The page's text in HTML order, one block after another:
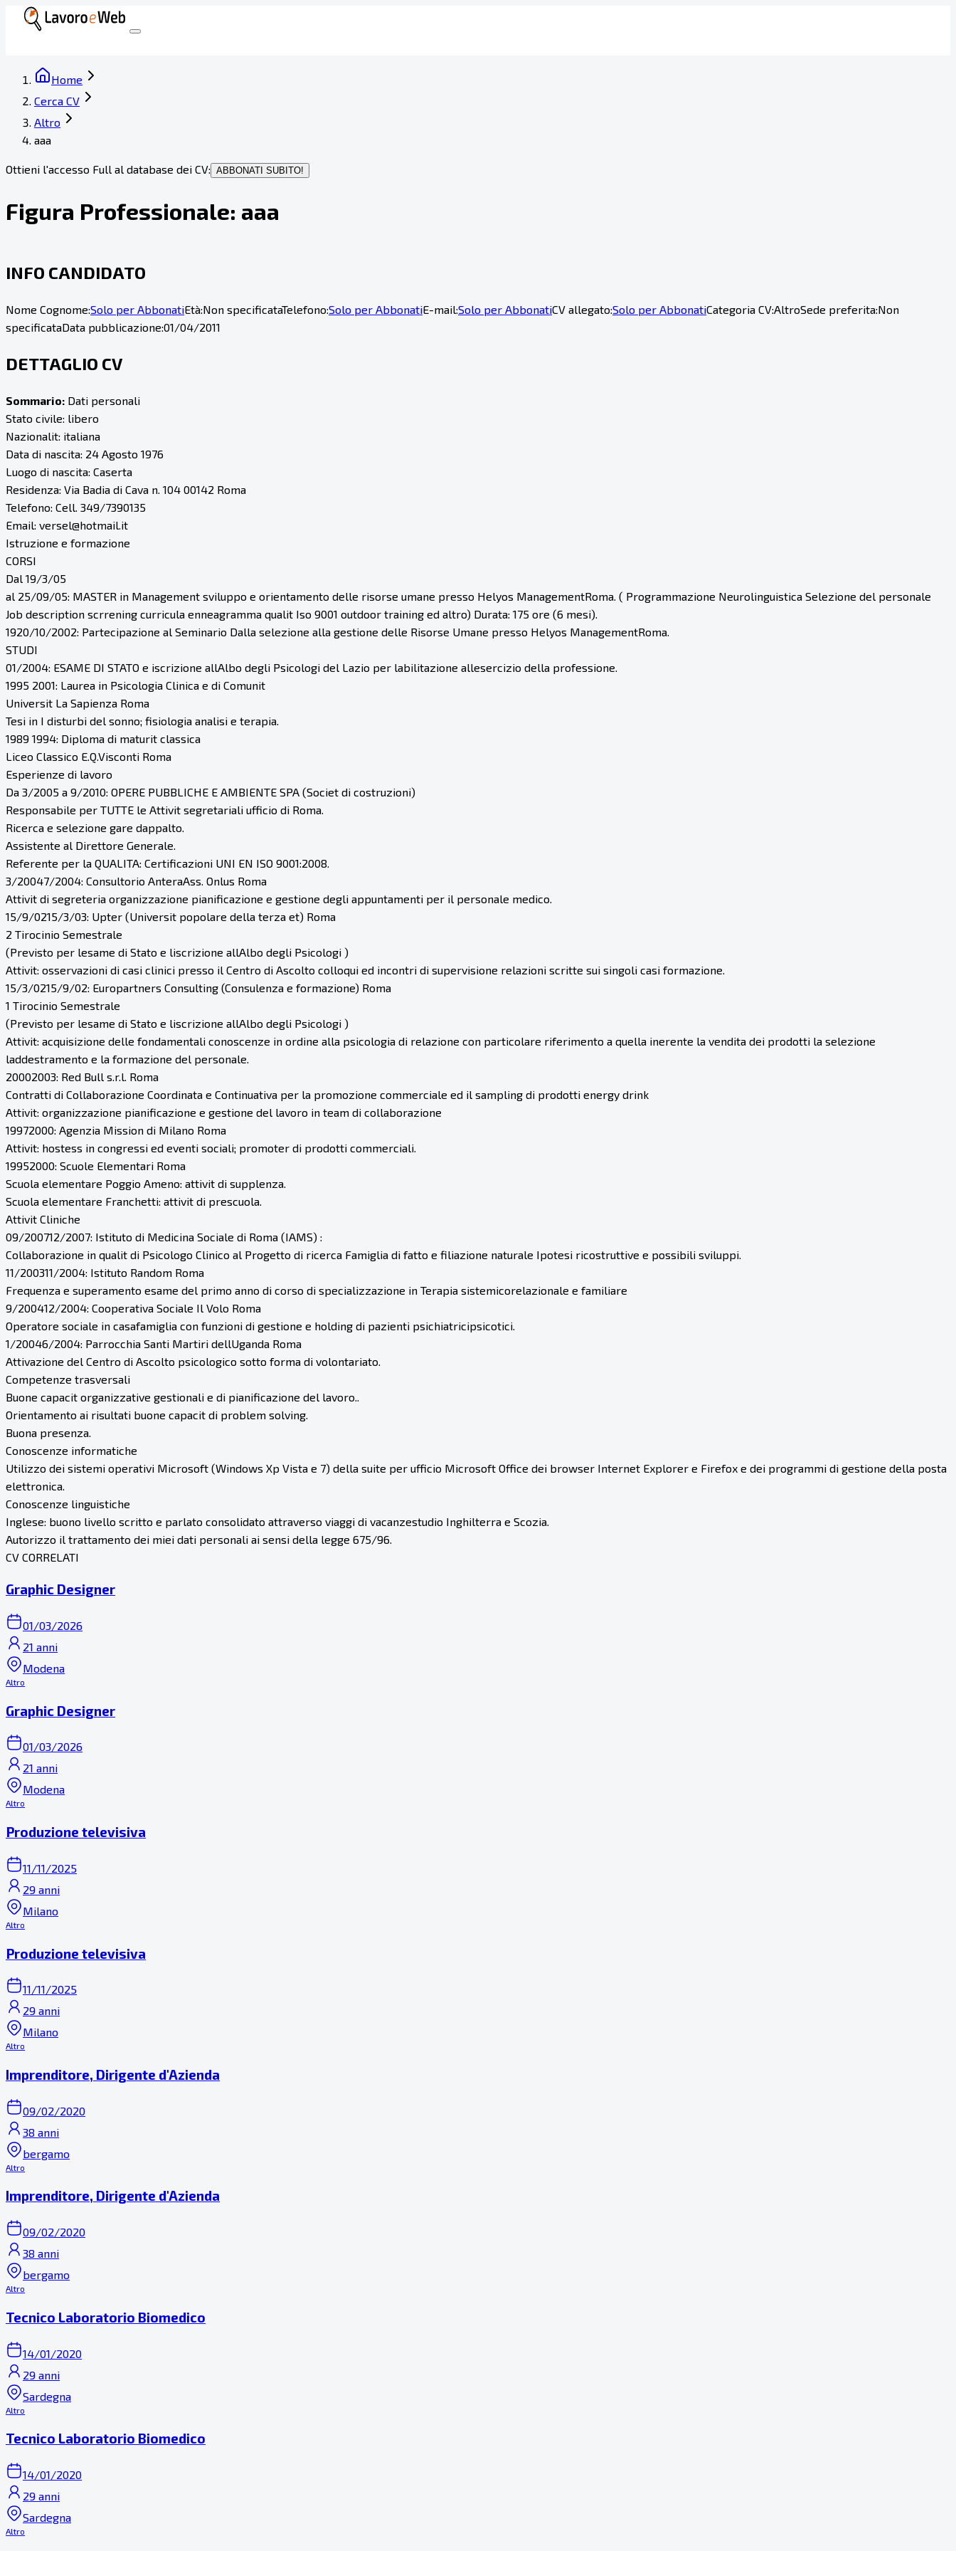
Home
Cerca CV
Altro
aaa
Ottieni l'accesso Full al database dei CV: ABBONATI SUBITO!
Figura Professionale: aaa
INFO CANDIDATO
Nome Cognome:Solo per AbbonatiEtà:Non specificataTelefono:Solo per AbbonatiE-mail:Solo per AbbonatiCV allegato:Solo per AbbonatiCategoria CV:AltroSede preferita:Non
specificataData pubblicazione:01/04/2011
DETTAGLIO CV
Sommario: Dati personali
Stato civile: libero
Nazionalit: italiana
Data di nascita: 24 Agosto 1976
Luogo di nascita: Caserta
Residenza: Via Badia di Cava n. 104 00142 Roma
Telefono: Cell. 349/7390135
Email: versel@hotmail.it
Istruzione e formazione
CORSI
Dal 19/3/05
al 25/09/05: MASTER in Management sviluppo e orientamento delle risorse umane presso Helyos ManagementRoma. ( Programmazione Neurolinguistica Selezione del personale
Job description scrrening curricula enneagramma qualit Iso 9001 outdoor training ed altro) Durata: 175 ore (6 mesi).
1920/10/2002: Partecipazione al Seminario Dalla selezione alla gestione delle Risorse Umane presso Helyos ManagementRoma.
STUDI
01/2004: ESAME DI STATO e iscrizione allAlbo degli Psicologi del Lazio per labilitazione allesercizio della professione.
1995 2001: Laurea in Psicologia Clinica e di Comunit
Universit La Sapienza Roma
Tesi in I disturbi del sonno; fisiologia analisi e terapia.
1989 1994: Diploma di maturit classica
Liceo Classico E.Q.Visconti Roma
Esperienze di lavoro
Da 3/2005 a 9/2010: OPERE PUBBLICHE E AMBIENTE SPA (Societ di costruzioni)
Responsabile per TUTTE le Attivit segretariali ufficio di Roma.
Ricerca e selezione gare dappalto.
Assistente al Direttore Generale.
Referente per la QUALITA: Certificazioni UNI EN ISO 9001:2008.
3/20047/2004: Consultorio AnteraAss. Onlus Roma
Attivit di segreteria organizzazione pianificazione e gestione degli appuntamenti per il personale medico.
15/9/0215/3/03: Upter (Universit popolare della terza et) Roma
2 Tirocinio Semestrale
(Previsto per lesame di Stato e liscrizione allAlbo degli Psicologi )
Attivit: osservazioni di casi clinici presso il Centro di Ascolto colloqui ed incontri di supervisione relazioni scritte sui singoli casi formazione.
15/3/0215/9/02: Europartners Consulting (Consulenza e formazione) Roma
1 Tirocinio Semestrale
(Previsto per lesame di Stato e liscrizione allAlbo degli Psicologi )
Attivit: acquisizione delle fondamentali conoscenze in ordine alla psicologia di relazione con particolare riferimento a quella inerente la vendita dei prodotti la selezione
laddestramento e la formazione del personale.
20002003: Red Bull s.r.l. Roma
Contratti di Collaborazione Coordinata e Continuativa per la promozione commerciale ed il sampling di prodotti energy drink
Attivit: organizzazione pianificazione e gestione del lavoro in team di collaborazione
19972000: Agenzia Mission di Milano Roma
Attivit: hostess in congressi ed eventi sociali; promoter di prodotti commerciali.
19952000: Scuole Elementari Roma
Scuola elementare Poggio Ameno: attivit di supplenza.
Scuola elementare Franchetti: attivit di prescuola.
Attivit Cliniche
09/200712/2007: Istituto di Medicina Sociale di Roma (IAMS) :
Collaborazione in qualit di Psicologo Clinico al Progetto di ricerca Famiglia di fatto e filiazione naturale Ipotesi ricostruttive e possibili sviluppi.
11/200311/2004: Istituto Random Roma
Frequenza e superamento esame del primo anno di corso di specializzazione in Terapia sistemicorelazionale e familiare
9/200412/2004: Cooperativa Sociale Il Volo Roma
Operatore sociale in casafamiglia con funzioni di gestione e holding di pazienti psichiatricipsicotici.
1/20046/2004: Parrocchia Santi Martiri dellUganda Roma
Attivazione del Centro di Ascolto psicologico sotto forma di volontariato.
Competenze trasversali
Buone capacit organizzative gestionali e di pianificazione del lavoro..
Orientamento ai risultati buone capacit di problem solving.
Buona presenza.
Conoscenze informatiche
Utilizzo dei sistemi operativi Microsoft (Windows Xp Vista e 7) della suite per ufficio Microsoft Office dei browser Internet Explorer e Firefox e dei programmi di gestione della posta
elettronica.
Conoscenze linguistiche
Inglese: buono livello scritto e parlato consolidato attraverso viaggi di vacanzestudio Inghilterra e Scozia.
Autorizzo il trattamento dei miei dati personali ai sensi della legge 675/96.
CV CORRELATI
Graphic Designer
01/03/2026
21 anni
Modena
Altro
Graphic Designer
01/03/2026
21 anni
Modena
Altro
Produzione televisiva
11/11/2025
29 anni
Milano
Altro
Produzione televisiva
11/11/2025
29 anni
Milano
Altro
Imprenditore, Dirigente d'Azienda
09/02/2020
38 anni
bergamo
Altro
Imprenditore, Dirigente d'Azienda
09/02/2020
38 anni
bergamo
Altro
Tecnico Laboratorio Biomedico
14/01/2020
29 anni
Sardegna
Altro
Tecnico Laboratorio Biomedico
14/01/2020
29 anni
Sardegna
Altro